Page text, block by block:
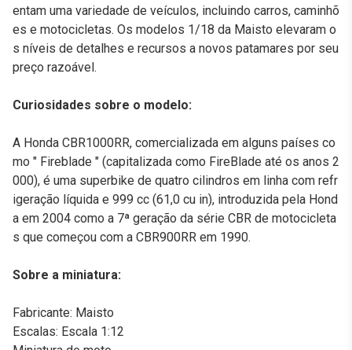
entam uma variedade de veículos, incluindo carros, caminhõ
es e motocicletas. Os modelos 1/18 da Maisto elevaram o
s níveis de detalhes e recursos a novos patamares por seu
preço razoável.
Curiosidades sobre o modelo:
A Honda CBR1000RR, comercializada em alguns países co
mo " Fireblade " (capitalizada como FireBlade até os anos 2
000), é uma superbike de quatro cilindros em linha com refr
igeração líquida e 999 cc (61,0 cu in), introduzida pela Hond
a em 2004 como a 7ª geração da série CBR de motocicleta
s que começou com a CBR900RR em 1990.
Sobre a miniatura:
Fabricante: Maisto
Escalas: Escala 1:12